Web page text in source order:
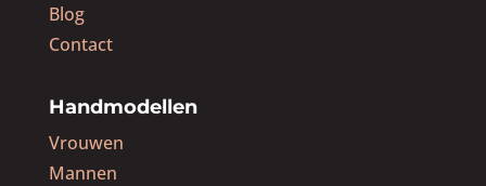
Blog
Contact
Handmodellen
Vrouwen
Mannen